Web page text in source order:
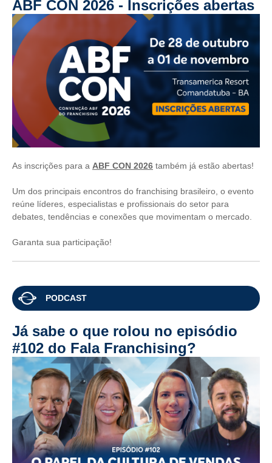
ABF CON 2026 - Inscrições abertas
As inscrições para a ABF CON 2026 também já estão abertas!
Um dos principais encontros do franchising brasileiro, o evento
reúne líderes, especialistas e profissionais do setor para
debates, tendências e conexões que movimentam o mercado.
Garanta sua participação!
PODCAST
Já sabe o que rolou no episódio
#102 do Fala Franchising?